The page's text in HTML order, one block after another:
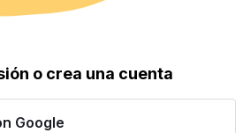
o crea una cuenta
Google